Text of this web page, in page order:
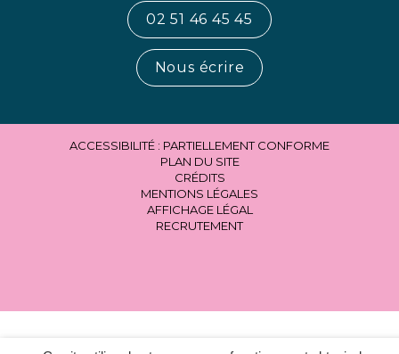
02 51 46 45 45
Nous écrire
ACCESSIBILITÉ : PARTIELLEMENT CONFORME
PLAN DU SITE
CRÉDITS
MENTIONS LÉGALES
AFFICHAGE LÉGAL
RECRUTEMENT